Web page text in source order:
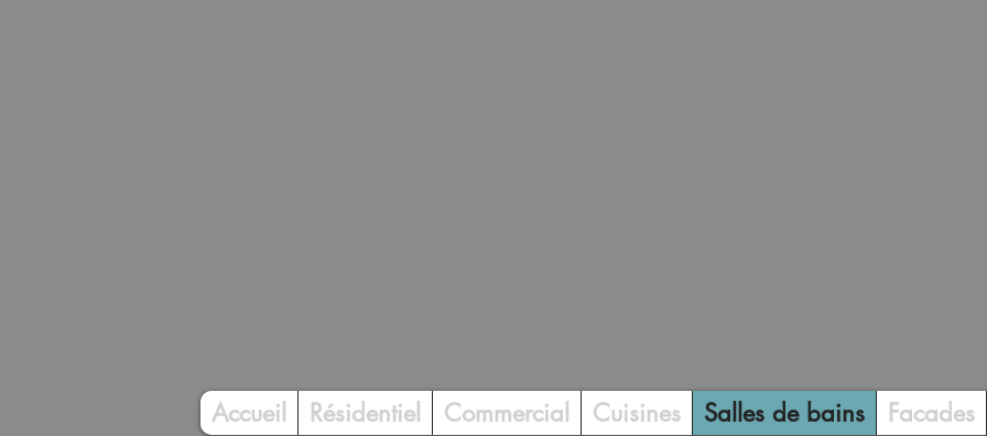
Accueil Résidentiel Commercial Cuisines Salles de bains Facades